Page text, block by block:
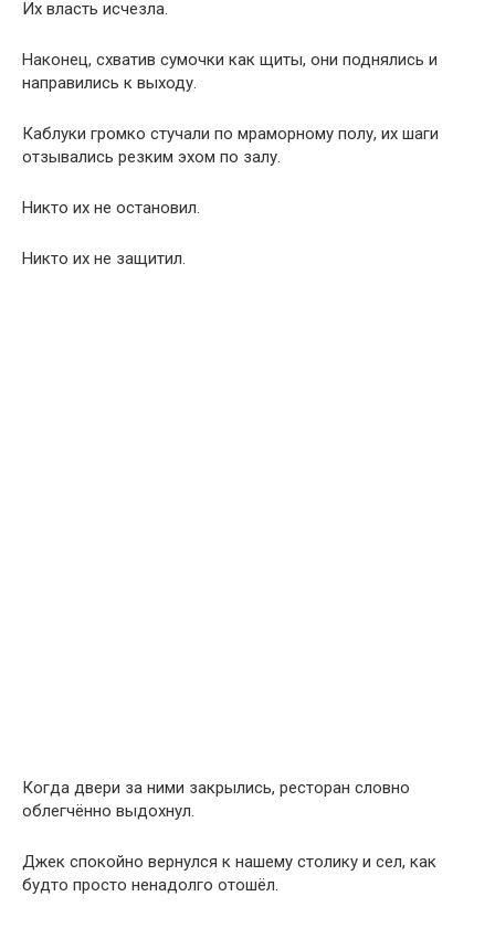
Их власть исчезла.
Наконец, схватив сумочки как щиты, они поднялись и
направились к выходу.
Каблуки громко стучали по мраморному полу, их шаги
отзывались резким эхом по залу.
Никто их не остановил.
Никто их не защитил.
Когда двери за ними закрылись, ресторан словно
облегчённо выдохнул.
Джек спокойно вернулся к нашему столику и сел, как
будто просто ненадолго отошёл.